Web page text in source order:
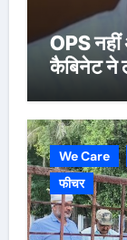
OPS नहीं
कैबिनेट ने
We Care
फीचर